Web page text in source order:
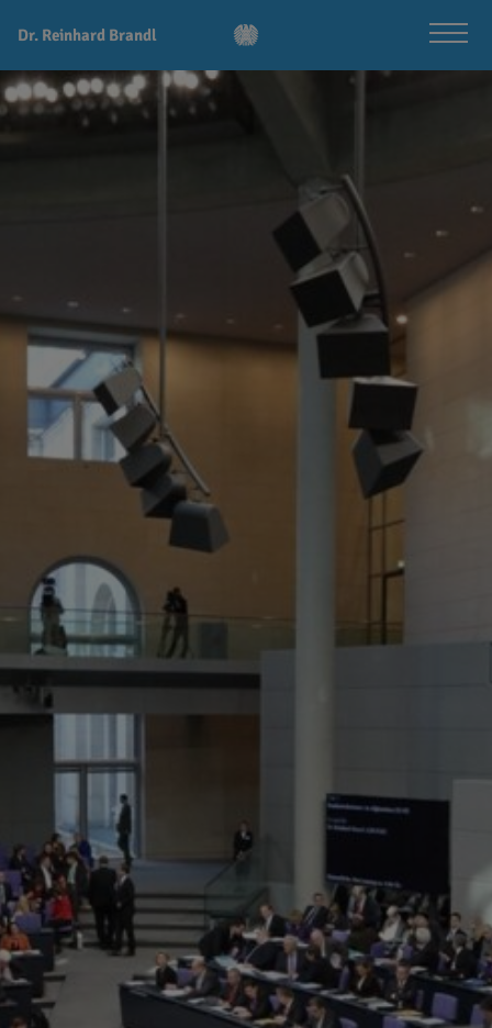
Dr. Reinhard Brandl